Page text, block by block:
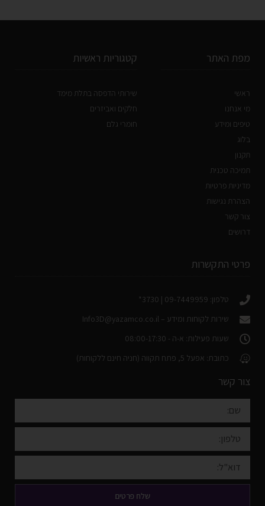
מפת האתר
ראשי
מי אנחנו
טיפים ומידע
בלוג
תקנון
תמיכה טכנית
מדיניות פרטיות
הצהרת נגישות
צור קשר
דרושים
קטגוריות ראשיות
שירותי הדפסה בתלת מימד
חלקים ואביזרים
חומרי גלם
פרטי התקשרות
טלפון: 09-7449959 | 3730*
שירות לקוחות ומידע – Info3D@yazamco.co.il
שעות פעילות: א-ה - 08:00-17:30
כתובת: אפעל 5, פתח תקווה (חניה חינם ללקוחות)
צור קשר
שלח פרטים